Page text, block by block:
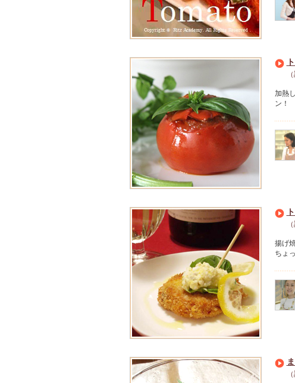
加熱
ン！
揚げ
ちょ